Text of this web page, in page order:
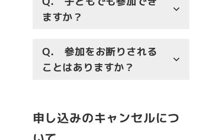
ますか？
Q.参加をお断りされる
ことはありますか？
申し込みのキャンセルにつ